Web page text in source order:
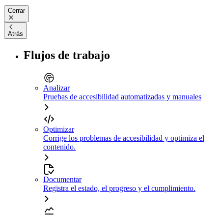
Cerrar
Atrás
Flujos de trabajo
Analizar
Pruebas de accesibilidad automatizadas y manuales
Optimizar
Corrige los problemas de accesibilidad y optimiza el
contenido.
Documentar
Registra el estado, el progreso y el cumplimiento.